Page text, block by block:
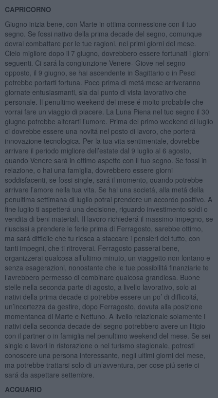
CAPRICORNO
Giugno inizia bene, con Marte in ottima connessione con il tuo
segno. Se fossi nativo della prima decade del segno, comunque
dovrai combattare per le tue ragioni, nei primi giorni del mese.
Cielo migliore dopo il 7 giugno, dovrebbero essere fortunati i giorni
seguenti. Ci sará la congiunzione Venere- Giove nel segno
opposto, il 9 giugno, se hai ascendente in Sagittario o in Pesci
potrebbe portarti fortuna. Poco prima di metá mese arriveranno
giornate entusiasmanti, sia dal punto di vista lavorativo che
personale. Il penultimo weekend del mese é molto probabile che
vorrai fare un viaggio di piacere. La Luna Piena nel tuo segno il 30
giugno potrebbe alterarti l’umore. Prima del primo weekend di luglio
ci dovrebbe essere una novitá nel posto di lavoro, che porterá
innovazione tecnologica. Per la tua vita sentimentale, dovrebbe
arrivare il periodo migliore dell’estate dal 9 luglio al 6 agosto,
quando Venere sará in ottimo aspetto con il tuo segno. Se fossi in
relazione, o hai una famiglia, dovrebbero essere giorni
soddisfacenti, se fossi single, sará il momento, quando potrebbe
arrivare l’amore nella tua vita. Se hai una societá, alla metá della
penultima settimana di luglio potrai prendere un accordo positivo. A
fine luglio ti aspetterá una decisione, riguardo investimento soldi o
vendita di beni materiali. Il lavoro richiederá il massimo impegno, se
riuscissi a prendere le ferie prima di Ferragosto, sarebbe ottimo,
ma sará difficile che tu riesca a staccare i pensieri del tutto, con
tanti impegni, che ti ritroverai. Ferragosto passerai bene,
organizzerai qualcosa all’ultimo minuto, un viaggetto non lontano e
senza esagerazioni, nonostante che le tue possibilitá finanziarie te
l’avrebbero permesso di combinare qualcosa grandiosa. Buone
stelle nella seconda parte di agosto, a livello lavorativo, solo ai
nativi della prima decade ci potrebbe essere un po’ di difficoltá,
un’incertezza da gestire, dopo Ferragosto, dovuta alla posizione
momentanea di Marte e Nettuno. A livello relazionale solamente i
nativi della seconda decade del segno potrebbero avere un litigio
con il partner o in famiglia nel penultimo weekend del mese. Se sei
single e lavori in ristorazione o nel turismo stagionale, potresti
conoscere una persona interessante, negli ultimi giorni del mese,
ma potrebbe trattarsi solo di un’avventura, per cose piú serie ci
sará da aspettare settembre.
ACQUARIO